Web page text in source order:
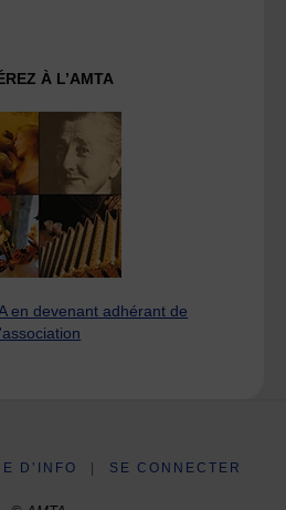
À L’AMTA
en devenant adhérant de
D’INFO SE CONNECTER